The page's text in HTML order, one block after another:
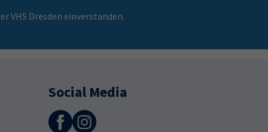
VHS Dresden einverstanden.
Social Media